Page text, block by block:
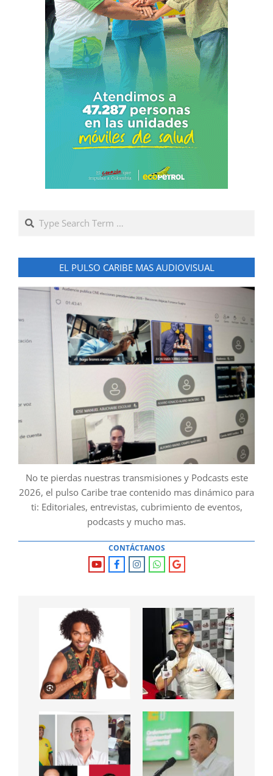
Search
EL PULSO CARIBE MAS AUDIOVISUAL
No te pierdas nuestras transmisiones y Podcasts este
2026, el pulso Caribe trae contenido mas dinámico para
ti: Editoriales, entrevistas, cubrimiento de eventos,
podcasts y mucho mas.
CONTÁCTANOS